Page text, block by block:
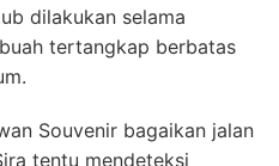
dilakukan selama
tertangkap berbatas
Souvenir bagaikan jalan
tentu mendeteksi